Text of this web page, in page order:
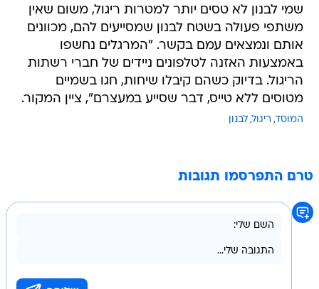
שמי לבנון לא טסים יותר למטרות ריגול, משום שאין
משתפי פעולה בשטח לבנון שמסייעים להם, מכוונים
אותם ונמצאים עמם בקשר. "המרגלים נחשפו
באמצעות האזנה לטלפונים ניידים של חברי רשתות
הריגול. בדיוק כשהם קיבלו שיחות, חגו בשמיים
מטוסים ללא טייס, דבר שסייע במעצרם", ציין המקור.
המוסד ריגול לבנון
טרם התפרסמו תגובות